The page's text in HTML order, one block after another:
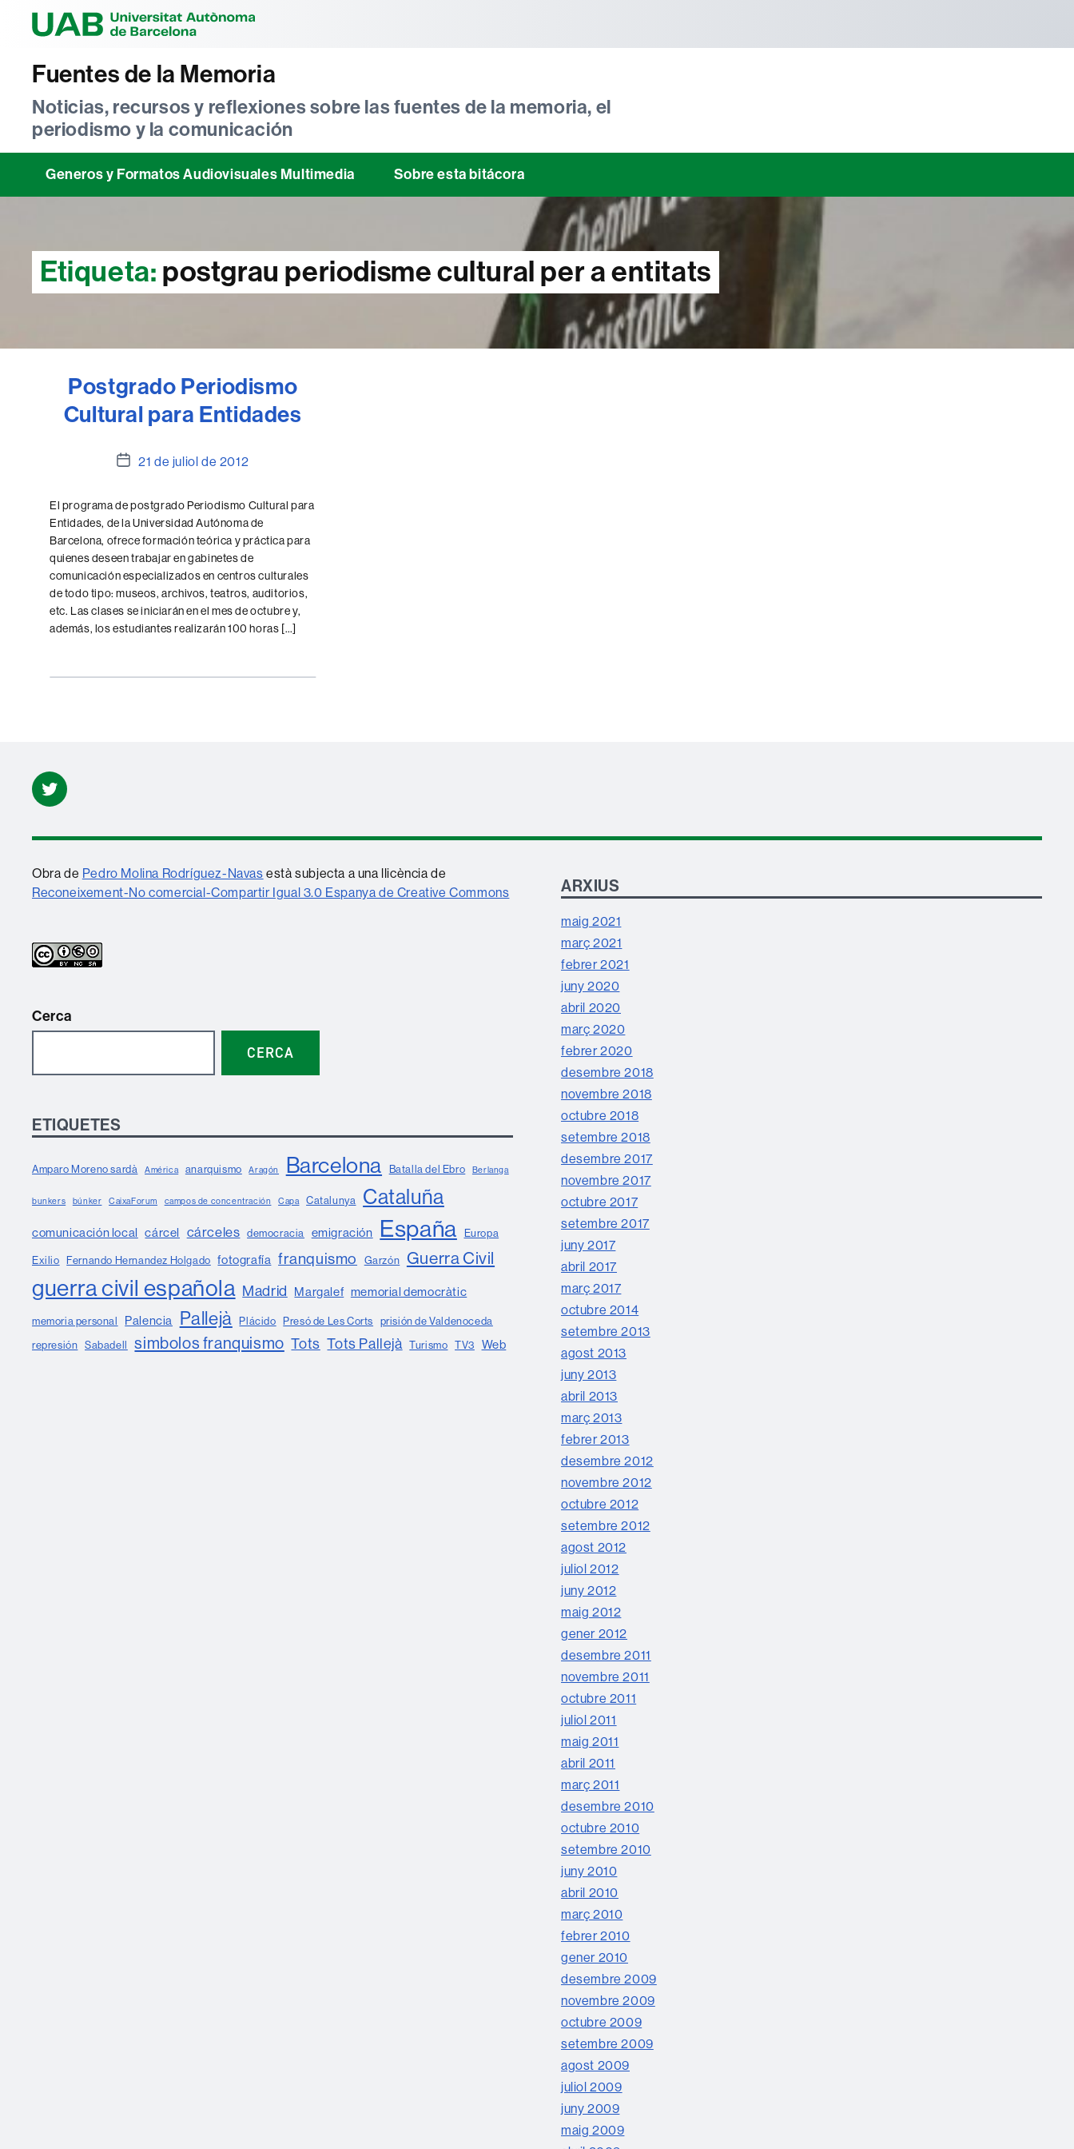
Fuentes de la Memoria
Noticias, recursos y reflexiones sobre las fuentes de la memoria, el
periodismo y la comunicación
Generos y Formatos Audiovisuales Multimedia Sobre esta bitácora
Etiqueta: postgrau periodisme cultural per a entitats
Postgrado Periodismo
Cultural para Entidades
Data
l'entrada
21 de juliol de 2012
El programa de postgrado Periodismo Cultural para
Entidades, de la Universidad Autónoma de
Barcelona, ofrece formación teórica y práctica para
quienes deseen trabajar en gabinetes de
comunicación especializados en centros culturales
de todo tipo: museos, archivos, teatros, auditorios,
etc. Las clases se iniciarán en el mes de octubre y,
además, los estudiantes realizarán 100 horas […]
Twitter
Obra de Pedro Molina Rodríguez-Navas està subjecta a una llicència de
Reconeixement-No comercial-Compartir Igual 3.0 Espanya de Creative Commons
Cerca
CERCA
ETIQUETES
Amparo Moreno sardà América anarquismo Aragón Barcelona Batalla del Ebro Berlanga
bunkers búnker CaixaForum campos de concentración Capa Catalunya Cataluña
comunicación local cárcel cárceles democracia emigración España Europa
Exilio Fernando Hernandez Holgado fotografía franquismo Garzón Guerra Civil
guerra civil española Madrid Margalef memorial democràtic
memoria personal Palencia Pallejà Plácido Presó de Les Corts
prisión de Valdenoceda
represión
Sabadell simbolos franquismo Tots Tots Pallejà Turismo TV3 Web
ARXIUS
maig 2021
març 2021
febrer 2021
juny 2020
abril 2020
març 2020
febrer 2020
desembre 2018
novembre 2018
octubre 2018
setembre 2018
desembre 2017
novembre 2017
octubre 2017
setembre 2017
juny 2017
abril 2017
març 2017
octubre 2014
setembre 2013
agost 2013
juny 2013
abril 2013
març 2013
febrer 2013
desembre 2012
novembre 2012
octubre 2012
setembre 2012
agost 2012
juliol 2012
juny 2012
maig 2012
gener 2012
desembre 2011
novembre 2011
octubre 2011
juliol 2011
maig 2011
abril 2011
març 2011
desembre 2010
octubre 2010
setembre 2010
juny 2010
abril 2010
març 2010
febrer 2010
gener 2010
desembre 2009
novembre 2009
octubre 2009
setembre 2009
agost 2009
juliol 2009
juny 2009
maig 2009